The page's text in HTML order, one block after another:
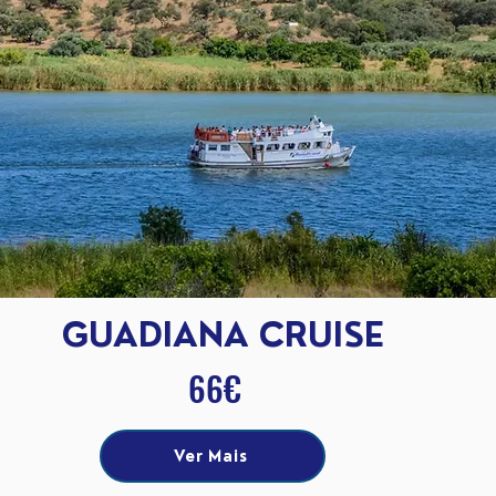
GUADIANA CRUISE
66€
Ver Mais